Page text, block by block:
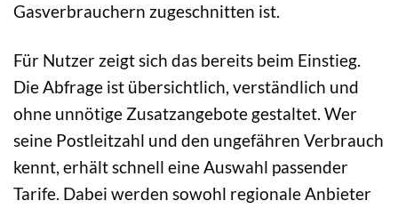
Gasverbrauchern zugeschnitten ist.
Für Nutzer zeigt sich das bereits beim Einstieg.
Die Abfrage ist übersichtlich, verständlich und
ohne unnötige Zusatzangebote gestaltet. Wer
seine Postleitzahl und den ungefähren Verbrauch
kennt, erhält schnell eine Auswahl passender
Tarife. Dabei werden sowohl regionale Anbieter